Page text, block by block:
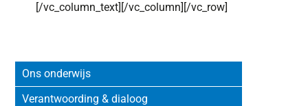
[/vc_column_text][/vc_column][/vc_row]
Sidebar
Ons onderwijs
Verantwoording & dialoog